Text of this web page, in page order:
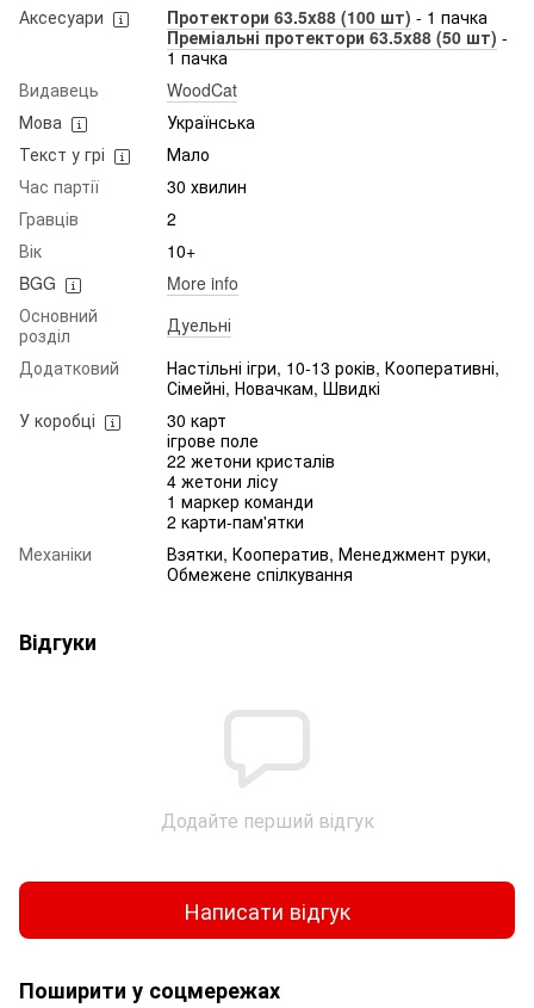
Аксесуари Протектори 63.5x88 (100 шт) - 1 пачка
Преміальні протектори 63.5x88 (50 шт) -
1 пачка
Видавець
WoodCat
Мова
Українська
Текст у грі
Мало
Час партії
30 хвилин
Гравців
2
Вік
10+
BGG
More info
Основний
розділ
Дуельні
Додатковий
Настільні ігри, 10-13 років, Кооперативні,
Сімейні, Новачкам, Швидкі
У коробці
30 карт
ігрове поле
22 жетони кристалів
4 жетони лісу
1 маркер команди
2 карти-пам'ятки
Механіки
Взятки, Кооператив, Менеджмент руки,
Обмежене спілкування
Відгуки
Додайте перший відгук
Написати відгук
Поширити у соцмережах